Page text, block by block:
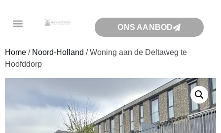
ONS AANBOD
Home / Noord-Holland / Woning aan de Deltaweg te
Hoofddorp